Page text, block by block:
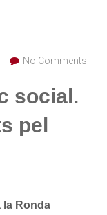
No Comments
social.
pel
la Ronda